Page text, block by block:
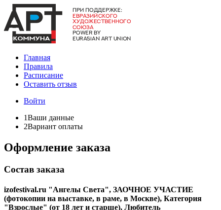
Главная
Правила
Расписание
Оставить отзыв
Войти
1Ваши данные
2Вариант оплаты
Оформление заказа
Состав заказа
izofestival.ru "Ангелы Света", ЗАОЧНОЕ УЧАСТИЕ
(фотокопии на выставке, в раме, в Москве), Категория
"Взрослые" (от 18 лет и старше), Любитель